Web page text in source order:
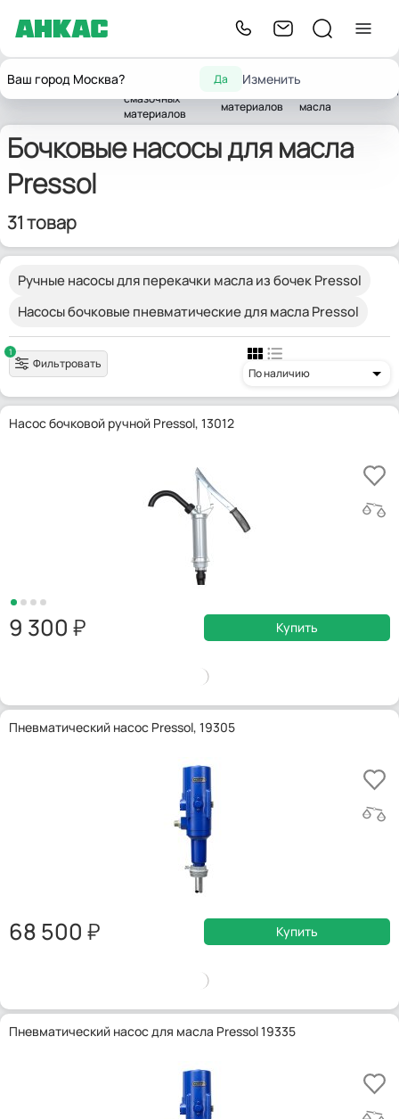
Ваш город Москва? Да Изменить
Главная
горюче-
смазочных
материалов
Насосы для
материалов
масла
Pressol
Бочковые насосы для масла
Pressol
31 товар
Ручные насосы для перекачки масла из бочек Pressol
Насосы бочковые пневматические для масла Pressol
1
Фильтровать
По наличию
Насос бочковой ручной Pressol, 13012
9 300 Купить
Пневматический насос Pressol, 19305
68 500 Купить
Пневматический насос для масла Pressol 19335